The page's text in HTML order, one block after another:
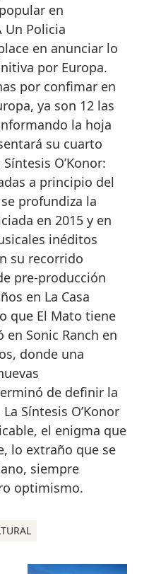
en
Un Policia
en anunciar lo
por Europa.
por confimar en
ya son 12 las
la hoja
su cuarto
O’Konor:
a principio del
profundiza la
en 2015 y en
inéditos
su recorrido
pre-producción
en La Casa
que El Mato tiene
en Sonic Ranch en
donde una
de definir la
Síntesis O’Konor
el enigma que
lo extraño que se
siempre
optimismo.